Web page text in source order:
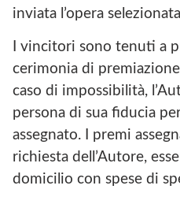
inviata l’opera
I vincitori sono tenuti a
cerimonia di
caso di impossibilità,
persona di sua fiducia
assegnato. I premi
richiesta dell’Autore,
domicilio con spese di